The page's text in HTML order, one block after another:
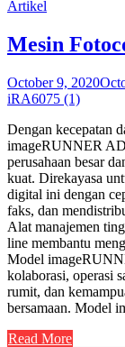
Artikel
Mesin
October 9, 2020
iRA6075 (1)
Dengan kecepatan
imageRUNNER
perusahaan besar
kuat. Direkayasa
digital ini dengan
faks, dan
Alat manajemen
line membantu
Model
kolaborasi, operasi
rumit, dan
bersamaan.
Read More